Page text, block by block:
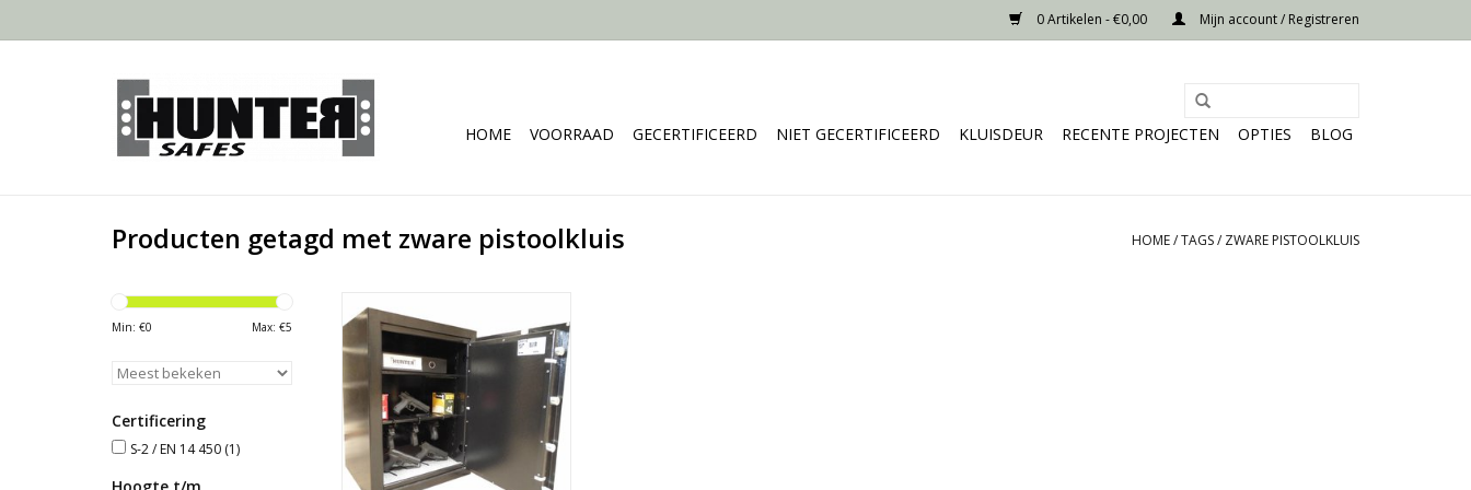
0 Artikelen - €0,00 Mijn account / Registreren
HOME VOORRAAD GECERTIFICEERD NIET GECERTIFICEERD KLUISDEUR RECENTE PROJECTEN OPTIES BLOG
Producten getagd met zware pistoolkluis HOME/TAGS/ ZWARE PISTOOLKLUIS
Min: €0 Max: €5
Certificering
S-2 / EN 14 450 (1)
- Klasse S-2
- 3 verstelbare legborden
TOEVOEGEN AAN WINKELWAGEN